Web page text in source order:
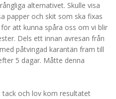
alternativet. Skulle visa
papper och skit som ska fixas
att kunna spåra oss om vi blir
Dels ett innan avresan från
påtvingad karantän fram till
5 dagar. Måtte denna
och lov kom resultatet